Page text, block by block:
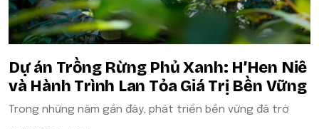
Dự án Trồng Rừng Phủ Xanh: H’Hen Niê
và Hành Trình Lan Tỏa Giá Trị Bền Vững
Trong những năm gần đây, phát triển bền vững đã trở